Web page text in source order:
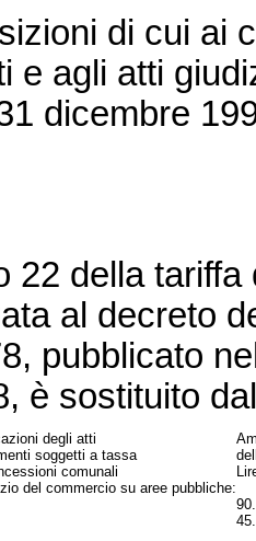
di cui ai
e agli atti
dicembre
della tariffa
al decreto
pubblicato
è sostituito
degli atti
soggetti a tassa
comunali
del commercio su aree pubbliche: